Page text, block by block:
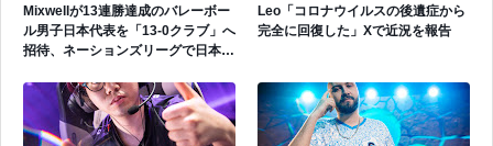
Mixwellが13連勝達成のバレーボー
ル男子日本代表を「13-0クラブ」へ
招待、ネーションズリーグで日本代
Leo「コロナウイルスの後遺症から
完全に回復した」Xで近況を報告